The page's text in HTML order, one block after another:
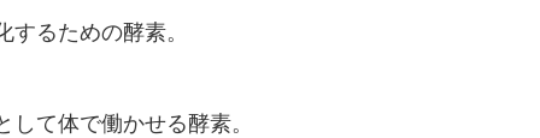
るための酵素。
て体で働かせる酵素。